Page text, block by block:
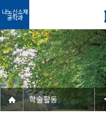
나노신소재
공학과
학술활동